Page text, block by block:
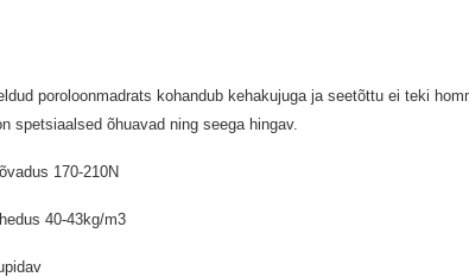
poroloonmadrats kohandub kehakujuga ja seetõttu ei teki
spetsiaalsed õhuavad ning seega hingav.
170-210N
40-43kg/m3